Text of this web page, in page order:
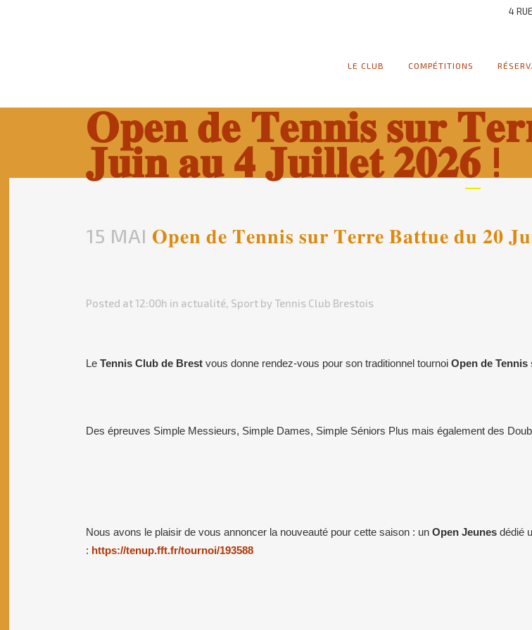
4
LE CLUB COMPÉTITIONS
𝐎𝐩𝐞𝐧 𝐝𝐞 𝐓𝐞𝐧𝐧𝐢𝐬 𝐬𝐮𝐫
𝐉𝐮𝐢𝐧 𝐚𝐮 𝟒 𝐉𝐮𝐢𝐥𝐥𝐞𝐭 𝟐𝟎𝟐𝟔 !
15 MAI 𝐎𝐩𝐞𝐧 𝐝𝐞 𝐓𝐞𝐧𝐧𝐢𝐬 𝐬𝐮𝐫 𝐓𝐞𝐫𝐫𝐞 𝐁𝐚𝐭𝐭𝐮𝐞 𝐝𝐮 𝟐𝟎
Posted at 12:00h in actualité, Sport by Tennis Club Brestois
Le Tennis Club de Brest vous donne rendez-vous pour son traditionnel tournoi Open de Tennis
Des épreuves Simple Messieurs, Simple Dames, Simple Séniors Plus mais également des
Nous avons le plaisir de vous annoncer la nouveauté pour cette saison : un Open Jeunes dédié
: https://tenup.fft.fr/tournoi/193588